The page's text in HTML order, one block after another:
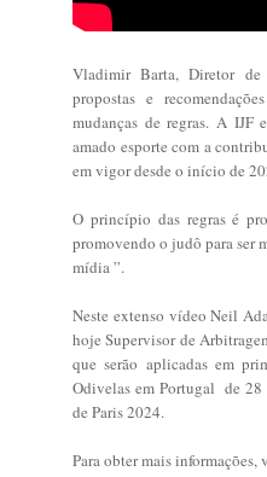
Vladimir Barta, Diretor de
propostas e
mudanças de regras. A IJF
amado esporte com a
em vigor desde o início de
O princípio das regras é
promovendo o judô para ser
mídia ”.
Neste extenso vídeo Neil
hoje Supervisor de
que serão aplicadas em
Odivelas em Portugal de
de Paris 2024.
Para obter mais informações,